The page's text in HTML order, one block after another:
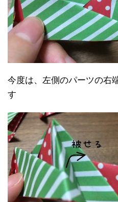
今度は、左側のパーツの右
す